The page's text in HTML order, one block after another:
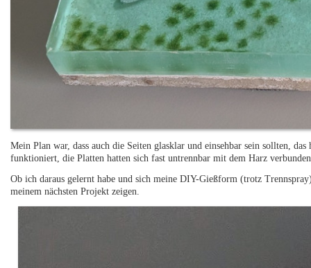
Mein Plan war, dass auch die Seiten glasklar und einsehbar sein sollten,
funktioniert, die Platten hatten sich fast untrennbar mit dem Harz
Ob ich daraus gelernt habe und sich meine DIY-Gießform (trotz
meinem nächsten Projekt zeigen.